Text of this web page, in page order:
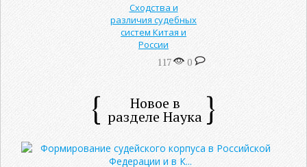
Сходства и
различия судебных
систем Китая и
России
117 0
Новое в
разделе Наука